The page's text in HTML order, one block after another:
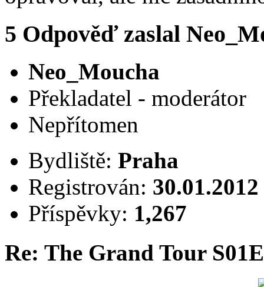
5 Odpověď zaslal
Neo_Moucha
Překladatel - moderátor
Nepřítomen
Bydliště: Praha
Registrován: 30.01.2012
Příspěvky: 1,267
Re: The Grand Tour